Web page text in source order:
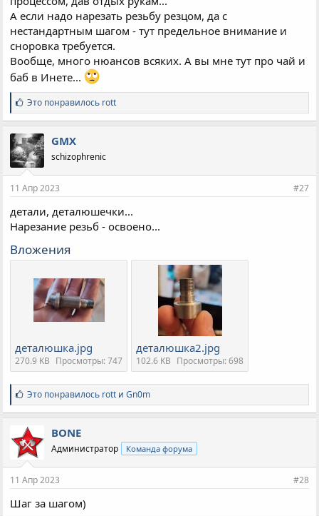
А если надо нарезать резьбу резцом, да с
нестандартным шагом - тут предельное внимание и
сноровка требуется.
Вообще, много нюансов всяких. А вы мне тут про чай и
баб в Инете...
С
и
м
п
а
т
и
:
Это понравилось rott
GMX
schizophrenic
11 Апр 2023 #27
детали, деталюшечки...
Нарезание резьб - освоено...
Вложения
деталюшка.jpg
270.9 KB Просмотры: 747
деталюшка2.jpg
102.6 KB Просмотры: 698
С
и
м
п
а
т
и
:
Это понравилось rott иGn0m
BONE
Администратор Команда форума
11 Апр 2023 #28
Шаг за шагом)